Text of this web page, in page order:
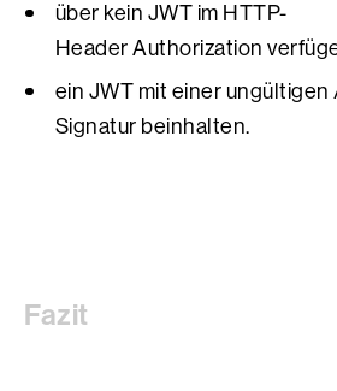
über kein JWT im HTTP-
Header Authorization
ein JWT mit einer
Signatur beinhalten.
Fazit